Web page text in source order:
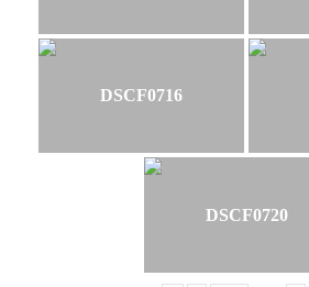
DSCF0716
DSCF0720